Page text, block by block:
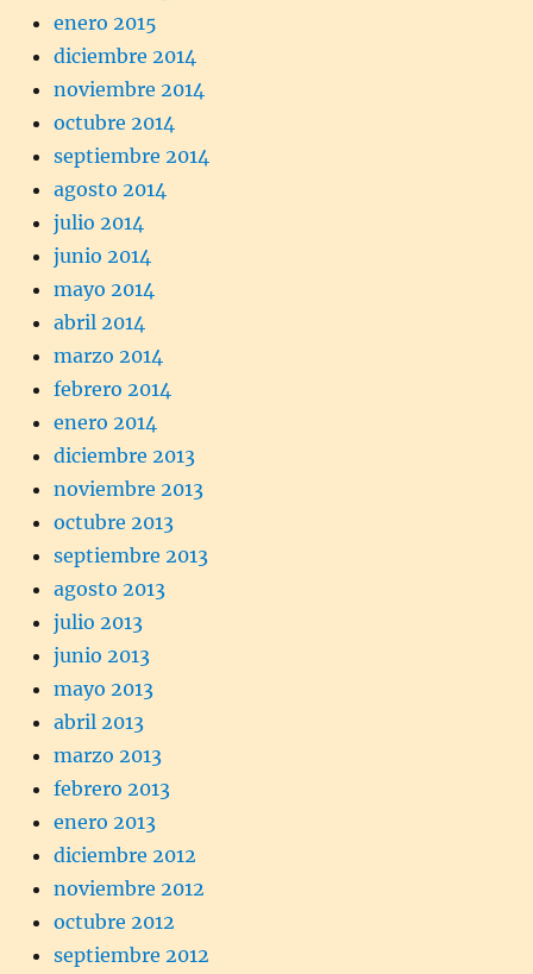
enero 2015
diciembre 2014
noviembre 2014
octubre 2014
septiembre 2014
agosto 2014
julio 2014
junio 2014
mayo 2014
abril 2014
marzo 2014
febrero 2014
enero 2014
diciembre 2013
noviembre 2013
octubre 2013
septiembre 2013
agosto 2013
julio 2013
junio 2013
mayo 2013
abril 2013
marzo 2013
febrero 2013
enero 2013
diciembre 2012
noviembre 2012
octubre 2012
septiembre 2012